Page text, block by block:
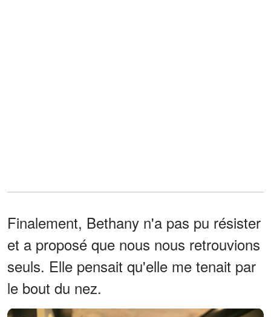
Finalement, Bethany n'a pas pu résister
et a proposé que nous nous retrouvions
seuls. Elle pensait qu'elle me tenait par
le bout du nez.